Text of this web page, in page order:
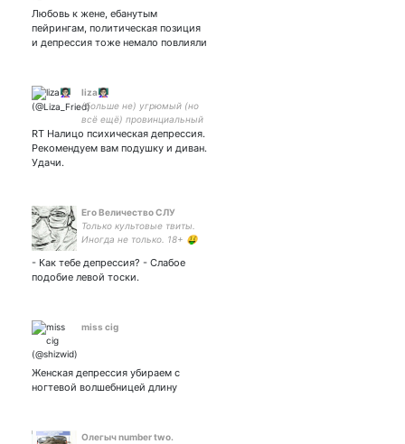
Любовь к жене, ебанутым
пейрингам, политическая позиция
и депрессия тоже немало повлияли
liza👩🏻‍🏫
(больше не) угрюмый (но
всё ещё) провинциальный
учитель ✨портал в
ебанину✨ 🐱счастливая
RT Налицо психическая депрессия.
Рекомендуем вам подушку и диван.
Удачи.
Его Величество СЛУ
Только культовые твиты.
Иногда не только. 18+ 🤑
+79777609117 🤑 ЮMoney
41001233817176 🤑 карта
- Как тебе депрессия? - Слабое
подобие левой тоски.
miss cig
Женская депрессия убираем с
ногтевой волшебницей длину
Олегыч number two.